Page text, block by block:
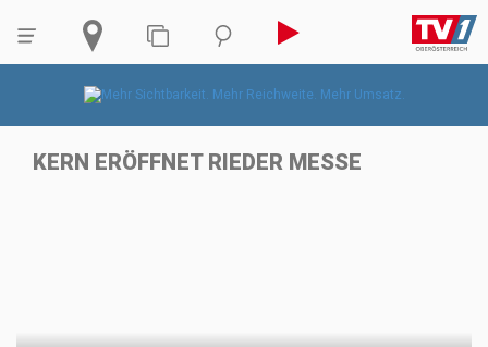
KERN ERÖFFNET RIEDER MESSE